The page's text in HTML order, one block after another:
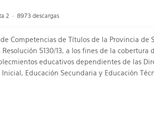
2 8973 descargas
Competencias de Títulos de la Provincia de
5130/13, a los fines de la cobertura
educativos dependientes de las
Educación Secundaria y Educación